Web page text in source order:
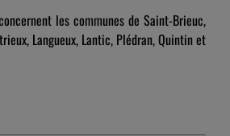
les communes de Saint-Brieuc,
Langueux, Lantic, Plédran, Quintin et